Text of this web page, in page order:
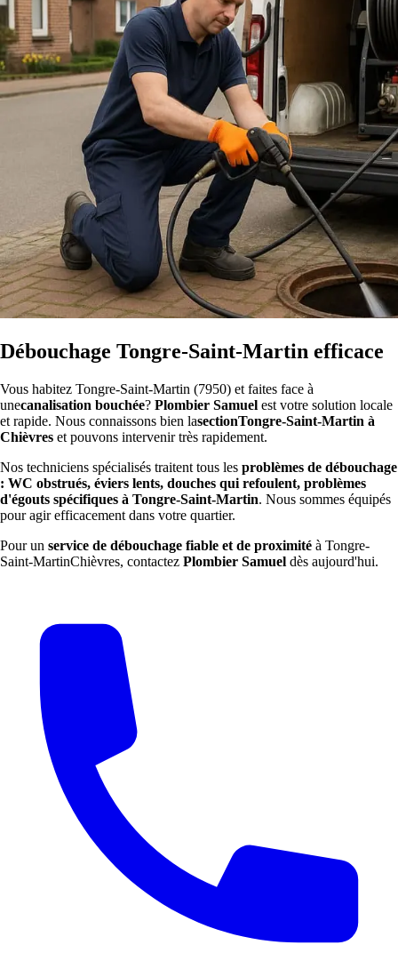
Débouchage Tongre-Saint-Martin efficace
Vous habitez Tongre-Saint-Martin (7950) et faites face à
unecanalisation bouchée? Plombier Samuel est votre solution locale
et rapide. Nous connaissons bien lasectionTongre-Saint-Martin à
Chièvres et pouvons intervenir très rapidement.
Nos techniciens spécialisés traitent tous les problèmes de débouchage
: WC obstrués, éviers lents, douches qui refoulent, problèmes
d'égouts spécifiques à Tongre-Saint-Martin. Nous sommes équipés
pour agir efficacement dans votre quartier.
Pour un service de débouchage fiable et de proximité à Tongre-
Saint-MartinChièvres, contactez Plombier Samuel dès aujourd'hui.